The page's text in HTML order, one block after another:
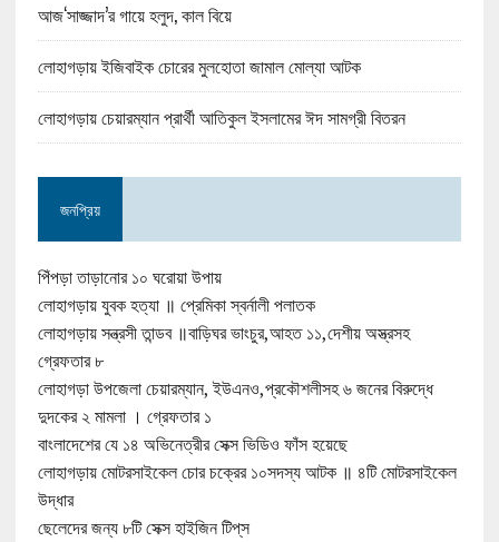
আজ‘সাজ্জাদ’র গায়ে হলুদ, কাল বিয়ে
লোহাগড়ায় ইজিবাইক চোরের মুলহোতা জামাল মোল্যা আটক
লোহাগড়ায় চেয়ারম্যান প্রার্থী আতিকুল ইসলামের ঈদ সামগ্রী বিতরন
জনপ্রিয়
পিঁপড়া তাড়ানোর ১০ ঘরোয়া উপায়
লোহাগড়ায় যুবক হত্যা ॥ প্রেমিকা স্বর্নালী পলাতক
লোহাগড়ায় সন্ত্রসী তান্ডব ॥বাড়িঘর ভাংচুর,আহত ১১,দেশীয় অস্ত্রসহ
গ্রেফতার ৮
লোহাগড়া উপজেলা চেয়ারম্যান, ইউএনও,প্রকৌশলীসহ ৬ জনের বিরুদ্ধে
দুদকের ২ মামলা । গ্রেফতার ১
বাংলাদেশের যে ১৪ অভিনেত্রীর সেক্স ভিডিও ফাঁস হয়েছে
লোহাগড়ায় মোটরসাইকেল চোর চক্রের ১০সদস্য আটক ॥ ৪টি মোটরসাইকেল
উদ্ধার
ছেলেদের জন্য ৮টি সেক্স হাইজিন টিপ্‌স